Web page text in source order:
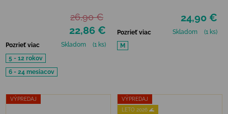
22,86 €
26,90 €
Pozrieť viac Skladom
(1 ks)
5 - 12 rokov
6 - 24 mesiacov
24,90 €
Pozrieť viac Skladom
(1 ks)
M
VÝPREDAJ
VÝPREDAJ
LETO 2026 🌊